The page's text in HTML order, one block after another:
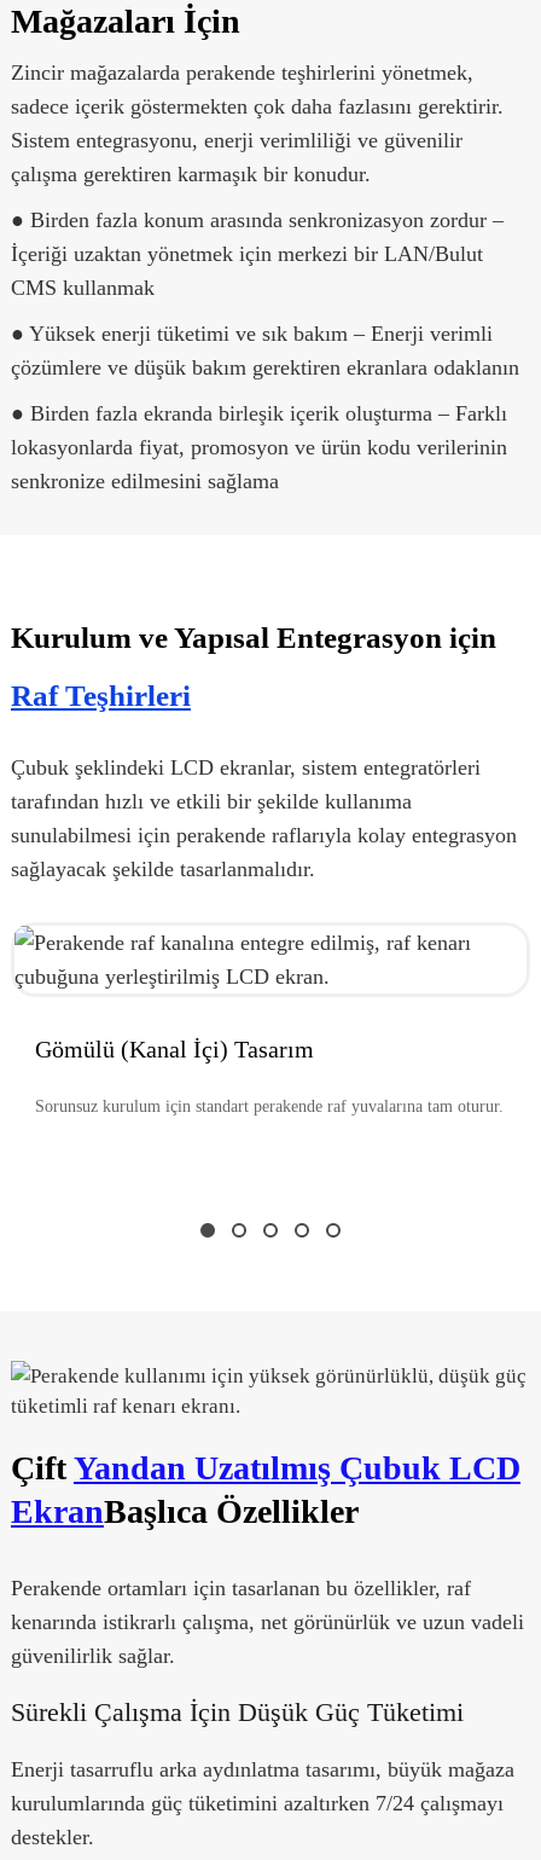
Mağazaları İçin
Zincir mağazalarda perakende teşhirlerini yönetmek,
sadece içerik göstermekten çok daha fazlasını gerektirir.
Sistem entegrasyonu, enerji verimliliği ve güvenilir
çalışma gerektiren karmaşık bir konudur.
● Birden fazla konum arasında senkronizasyon zordur –
İçeriği uzaktan yönetmek için merkezi bir LAN/Bulut
CMS kullanmak
● Yüksek enerji tüketimi ve sık bakım – Enerji verimli
çözümlere ve düşük bakım gerektiren ekranlara odaklanın
● Birden fazla ekranda birleşik içerik oluşturma – Farklı
lokasyonlarda fiyat, promosyon ve ürün kodu verilerinin
senkronize edilmesini sağlama
Kurulum ve Yapısal Entegrasyon için
Raf Teşhirleri
Çubuk şeklindeki LCD ekranlar, sistem entegratörleri
tarafından hızlı ve etkili bir şekilde kullanıma
sunulabilmesi için perakende raflarıyla kolay entegrasyon
sağlayacak şekilde tasarlanmalıdır.
Gömülü (Kanal İçi) Tasarım
Sorunsuz kurulum için standart perakende raf yuvalarına tam oturur.
ÇiftYandan Uzatılmış Çubuk LCD
EkranBaşlıca Özellikler
Perakende ortamları için tasarlanan bu özellikler, raf
kenarında istikrarlı çalışma, net görünürlük ve uzun vadeli
güvenilirlik sağlar.
Sürekli Çalışma İçin Düşük Güç Tüketimi
Enerji tasarruflu arka aydınlatma tasarımı, büyük mağaza
kurulumlarında güç tüketimini azaltırken 7/24 çalışmayı
destekler.